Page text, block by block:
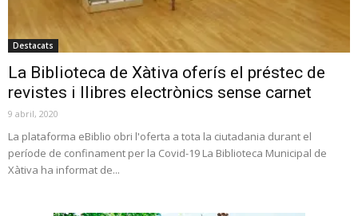
Destacats
La Biblioteca de Xàtiva oferís el préstec de
revistes i llibres electrònics sense carnet
9 abril, 2020
La plataforma eBiblio obri l'oferta a tota la ciutadania durant el
període de confinament per la Covid-19 La Biblioteca Municipal de
Xàtiva ha informat de...